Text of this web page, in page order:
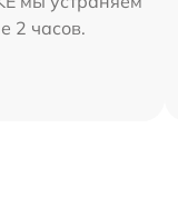
2 часов.